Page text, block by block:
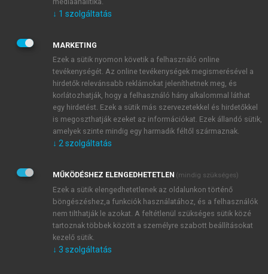
JELSZÓ
JELSZÓ ÚJRA
Kérek értesítést a MeRSZ újdonságairól, akcióiról.
Kérek értesítést az Akadémiai Kiadó Zrt. újdonságairól,
Adatkezelési tájékoztatóbanfoglaltakat tudomásul
veszem és elfogadom.
Általános vásárlási feltételeket, valamint a szotar.netés a
mersz.huoldalak licencszerződéseiben foglaltakat
tudomásul veszem és elfogadom.
KIPRÓBÁLOM
↓ 1 szolgáltatás
MARKETING
Ezek a sütik nyomon követik a felhasználó online
tevékenységét. Az online tevékenységek megismerésével a
hirdetők relevánsabb reklámokat jeleníthetnek meg, és
korlátozhatják, hogy a felhasználó hány alkalommal láthat
egy hirdetést. Ezek a sütik más szervezetekkel és hirdetőkkel
is megoszthatják ezeket az információkat. Ezek állandó sütik,
amelyek szinte mindig egy harmadik féltől származnak.
↓ 2 szolgáltatás
MŰKÖDÉSHEZ ELENGEDHETETLEN (mindig szükséges)
Ezek a sütik elengedhetetlenek az oldalunkon történő
böngészéshez,a funkciók használatához, és a felhasználók
nem tilthatják le azokat. A feltétlenül szükséges sütik közé
tartoznak többek között a személyre szabott beállításokat
kezelő sütik.
↓ 3 szolgáltatás